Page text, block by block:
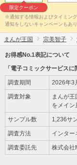
限定クーポン
※通知する情報およびタイミン
通知をしないキャンペーンもあ
まんが王国 宗美智子
お得感No.1表記について
「電子コミックサービスに
調査期間 2026年3
調査対象
まんが
をメイ
サンプル数 1,236サ
調査方法 インター
調査委託先 株式会社